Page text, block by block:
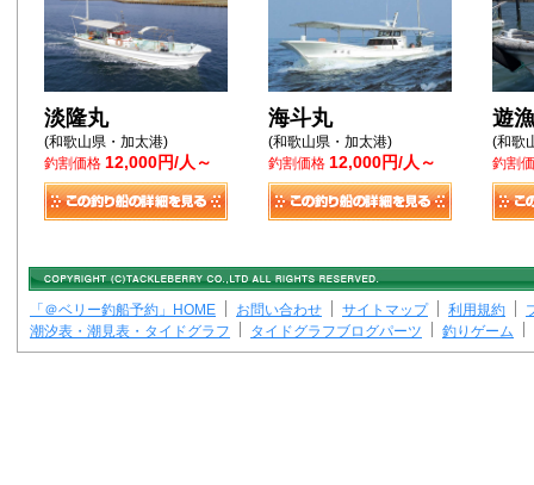
淡隆丸
(和歌山県・加太港)
釣割価格 12,000円/人～
海斗丸
(和歌山県・加太港)
釣割価格 12,000円/人～
遊
(和歌
釣割
「＠ベリー釣船予約」HOME お問い合わせ サイトマップ 利用規約
潮汐表・潮見表・タイドグラフ
タイドグラフブログパーツ 釣りゲーム